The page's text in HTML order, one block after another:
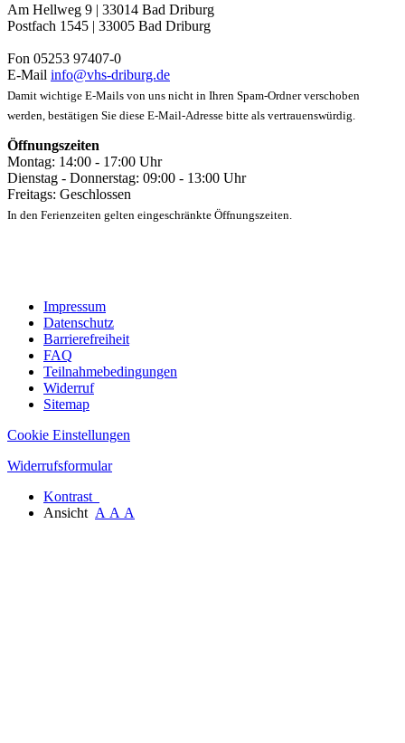
Am Hellweg 9 | 33014 Bad Driburg
Postfach 1545 | 33005 Bad Driburg
Fon 05253 97407-0
E-Mail info@vhs-driburg.de
Damit wichtige E-Mails von uns nicht in Ihren Spam-Ordner verschoben
werden, bestätigen Sie diese E-Mail-Adresse bitte als vertrauenswürdig.
Öffnungszeiten
Montag: 14:00 - 17:00 Uhr
Dienstag - Donnerstag: 09:00 - 13:00 Uhr
Freitags: Geschlossen
In den Ferienzeiten gelten eingeschränkte Öffnungszeiten.
Impressum
Datenschutz
Barrierefreiheit
FAQ
Teilnahmebedingungen
Widerruf
Sitemap
Cookie Einstellungen
Widerrufsformular
Kontrast
Ansicht A A A